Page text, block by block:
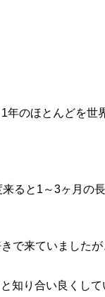
年のほとんどを世
ると1～3ヶ月の
で来ていました
知り合い良くし